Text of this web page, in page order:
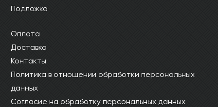
Подложка
Оплата
Доставка
Контакты
Политика в отношении обработки персональных
данных
Согласие на обработку персональных данных